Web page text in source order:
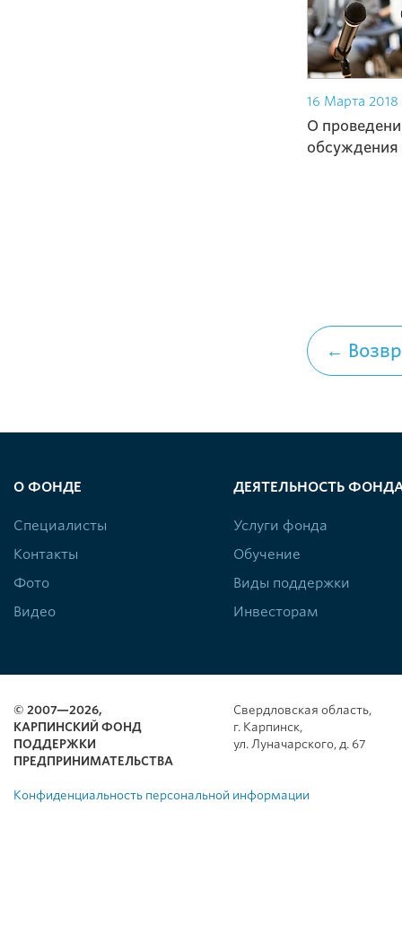
16 Марта 2018
О
обсуждения
←
О ФОНДЕ
Специалисты
Контакты
Фото
Видео
ДЕЯТЕЛЬНОСТЬ
Услуги фонда
Обучение
Виды поддержки
Инвесторам
© 2007—2026,
КАРПИНСКИЙ ФОНД
ПОДДЕРЖКИ
ПРЕДПРИНИМАТЕЛЬСТВА
Свердловская область,
г. Карпинск,
ул. Луначарского, д. 67
Конфиденциальность персональной информации